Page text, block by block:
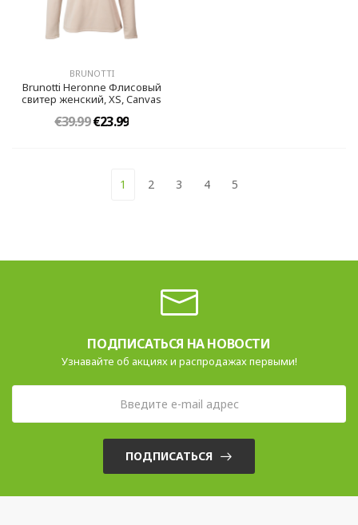
BRUNOTTI
Brunotti Heronne Флисовый
свитер женский, XS, Canvas
€39.99€23.99
1 2 3 4 5
ПОДПИСАТЬСЯ НА НОВОСТИ
Узнавайте об акциях и распродажах первыми!
ПОДПИСАТЬСЯ